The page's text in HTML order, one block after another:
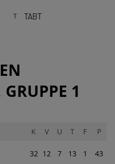
T TABT
1
K V U T F P
32 12 7 13 1 43